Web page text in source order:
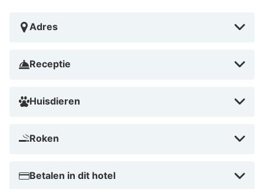
Adres
Receptie
Huisdieren
Roken
Betalen in dit hotel